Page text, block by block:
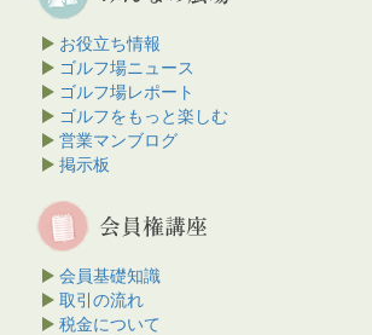
お役立ち情報
ゴルフ場ニュース
ゴルフ場レポート
ゴルフをもっと楽しむ
営業マンブログ
掲示板
会員基礎知識
取引の流れ
税金について